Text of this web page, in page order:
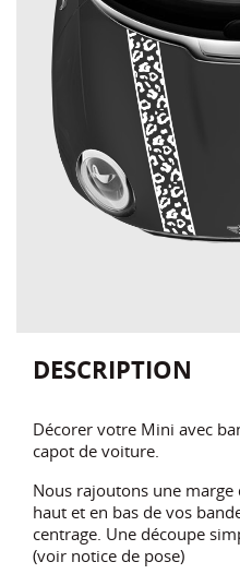
DESCRIPTION
Décorer votre Mini avec
capot de voiture.
Nous rajoutons une
haut et en bas de vos
centrage. Une découpe
(voir notice de pose)